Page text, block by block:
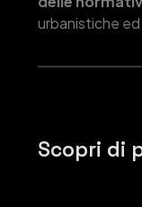
urbanistiche
Scopri di